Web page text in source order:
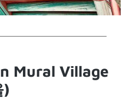
Mural Village
)